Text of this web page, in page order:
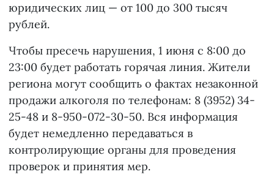
юридических лиц — от 100 до 300 тысяч
рублей.
Чтобы пресечь нарушения, 1 июня с 8:00 до
23:00 будет работать горячая линия. Жители
региона могут сообщить о фактах незаконной
продажи алкоголя по телефонам: 8 (3952) 34-
25-48 и 8-950-072-30-50. Вся информация
будет немедленно передаваться в
контролирующие органы для проведения
проверок и принятия мер.